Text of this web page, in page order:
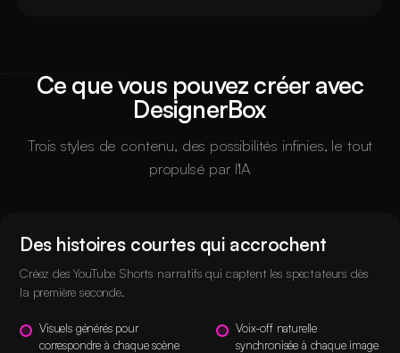
Ce que vous pouvez créer avec
DesignerBox
Trois styles de contenu, des possibilités infinies, le tout
propulsé par l'IA
Des histoires courtes qui accrochent
Créez des YouTube Shorts narratifs qui captent les spectateurs dès
la première seconde.
Visuels générés pour
correspondre à chaque scène
Voix-off naturelle
synchronisée à chaque image